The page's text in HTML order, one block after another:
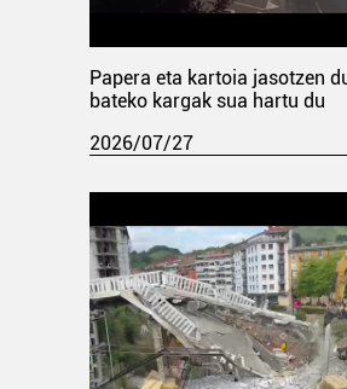
Papera eta kartoia jasotzen
bateko kargak sua hartu du
2026/07/27